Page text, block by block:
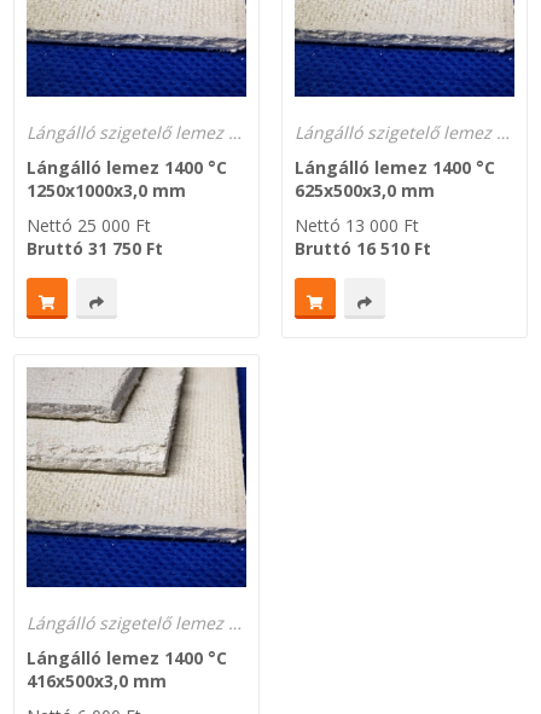
MOTORKERÉKPÁR-GOKART-QUAD-CSÓNAKMOTOR TÖMÍTÉS
KOMPRESSZOR-SZIVATTYÚ TÖMÍTÉS
O-GYŰRŰ
Zsinór Körszelvényű tömítőzsinórok
KÁBELVEZETŐ GUMI - HATÁROLÓK
SIMÍTÓZÁRAS TASAK
SZORTÍROZÓ DOBOZ-KÉSZLET
Lángálló szigetelő lemez 1400 °C lánggal közvetlenül érintkező helyekhez
Lángálló lemez 1400 °C
1250x1000x3,0 mm
Nettó 25 000 Ft
Bruttó31 750 Ft
Lángálló szigetelő lemez 1400 °C lánggal közvetlenül érintkező helyekhez
Lángálló lemez 1400 °C
625x500x3,0 mm
Nettó 13 000 Ft
Bruttó 16 510Ft
Lángálló szigetelő lemez 1400 °C lánggal közvetlenül érintkező helyekhez
Lángálló lemez 1400 °C
416x500x3,0 mm